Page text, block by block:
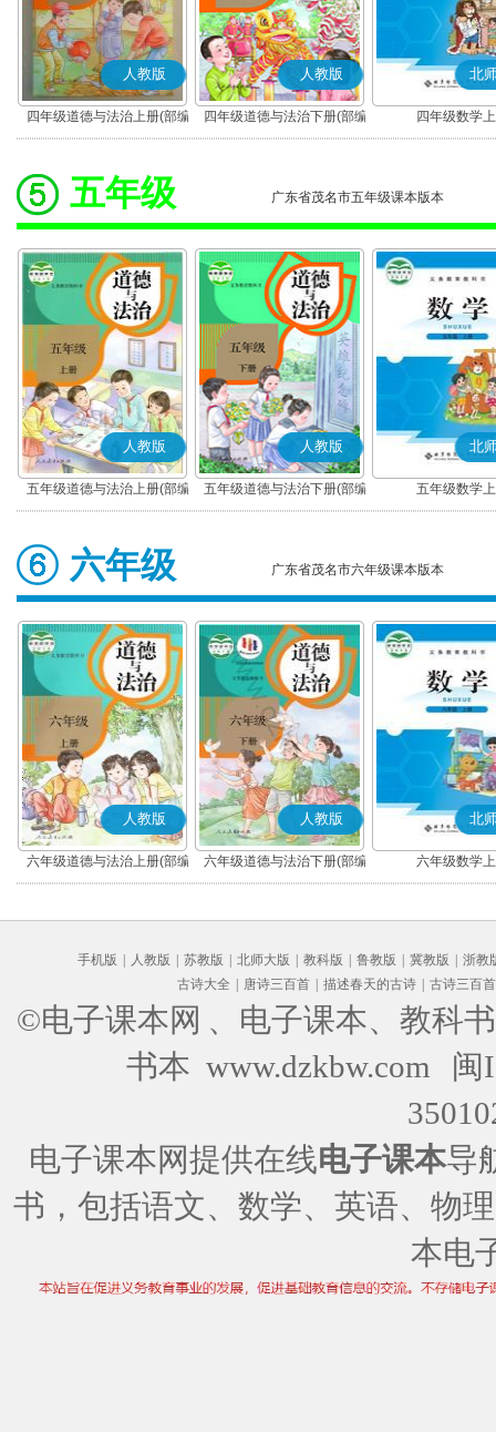
人教版
四年级道德与法治上册(部编
版)
人教版
四年级道德与法治下册(部编
版)
北
四年级数学
五年级 广东省茂名市五年级课本版本
人教版
五年级道德与法治上册(部编
版)
人教版
五年级道德与法治下册(部编
版)
北
五年级数学
六年级 广东省茂名市六年级课本版本
人教版
六年级道德与法治上册(部编
版)
人教版
六年级道德与法治下册(部编
版)
北
六年级数学
手机版 人教版 苏教版 北师大版 教科版 鲁教版 冀教版
浙教
古诗大全
唐诗三百首 描述春天的古诗 古诗三百首
©电子课本网 、电子课本、教科
书本 www.dzkbw.com
闽
电子课本网提供在线电子课本导
书，包括语文、数学、英语、物
本电